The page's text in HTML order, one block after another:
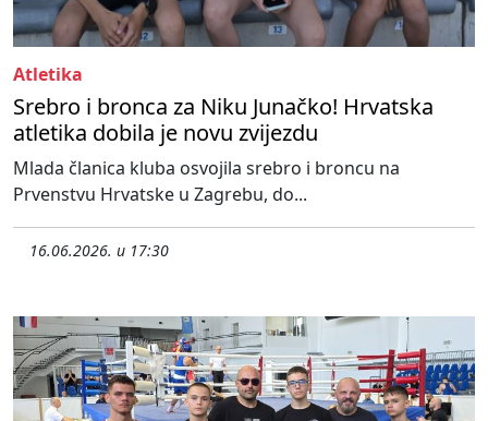
Atletika
Srebro i bronca za Niku Junačko! Hrvatska
atletika dobila je novu zvijezdu
Mlada članica kluba osvojila srebro i broncu na
Prvenstvu Hrvatske u Zagrebu, do...
16.06.2026. u 17:30